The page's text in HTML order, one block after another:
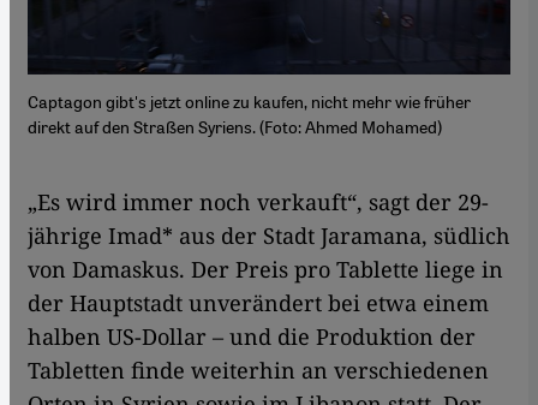
Captagon gibt's jetzt online zu kaufen, nicht mehr wie früher
direkt auf den Straßen Syriens. (Foto: Ahmed Mohamed)
„Es wird immer noch verkauft“, sagt der 29-
jährige Imad* aus der Stadt Jaramana, südlich
von Damaskus. Der Preis pro Tablette liege in
der Hauptstadt unverändert bei etwa einem
halben US-Dollar – und die Produktion der
Tabletten finde weiterhin an verschiedenen